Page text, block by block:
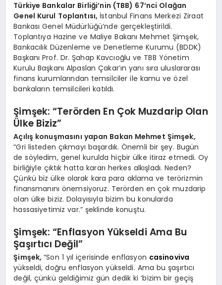
Türkiye Bankalar Birliği’nin (TBB) 67’nci Olağan
Genel Kurul Toplantısı, İstanbul Finans Merkezi Ziraat
Bankası Genel Müdürlüğü’nde gerçekleştirildi.
Toplantıya Hazine ve Maliye Bakanı Mehmet Şimşek,
Bankacılık Düzenleme ve Denetleme Kurumu (BDDK)
Başkanı Prof. Dr. Şahap Kavcıoğlu ve TBB Yönetim
Kurulu Başkanı Alpaslan Çakar’ın yanı sıra uluslararası
finans kurumlarından temsilciler ile kamu ve özel
bankaların temsilcileri katıldı.
Şimşek: “Terörden En Çok Muzdarip Olan
Ülke Biziz”
Açılış konuşmasını yapan Bakan Mehmet Şimşek,
“Gri listeden çıkmayı başardık. Önemli bir şey. Bugün
de söyledim, genel kurulda hiçbir ülke itiraz etmedi. Oy
birliğiyle çıktık hatta kararı herkes alkışladı. Neden?
Çünkü biz ülke olarak kara para aklama ve terörizmin
finansmanını önemsiyoruz. Terörden en çok muzdarip
olan ülke biziz. Dolayısıyla bizim bu konularda
hassasiyetimiz var.” şeklinde konuştu.
Şimşek: “Enflasyon Yükseldi Ama Bu
Şaşırtıcı Değil”
Şimşek,“Son 1 yıl içerisinde enflasyon casinoviva
yükseldi, doğru enflasyon yükseldi. Ama bu şaşırtıcı
değil, çünkü geldiğimiz gün dedik ki ‘bizim bir geçiş